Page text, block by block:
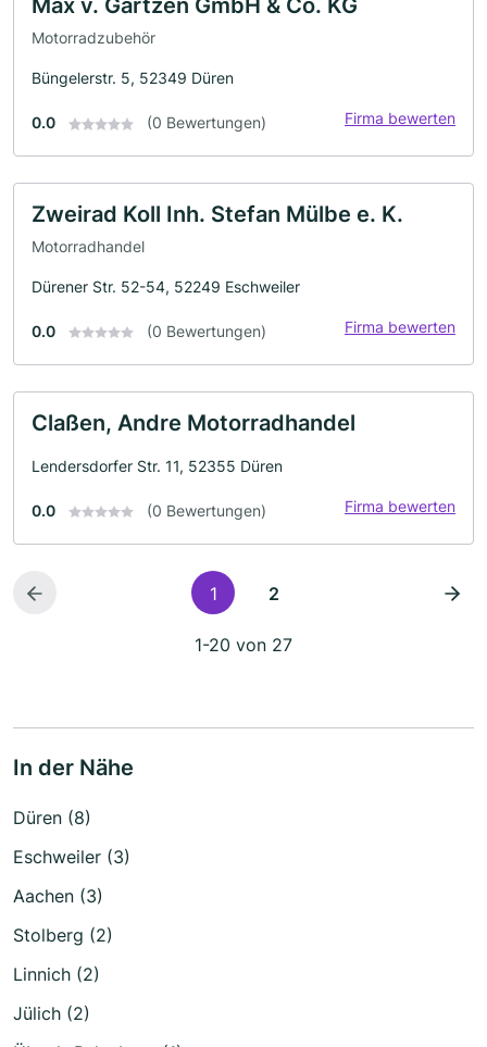
Max v. Gartzen GmbH & Co. KG
Motorradzubehör
Büngelerstr. 5, 52349 Düren
0.0 (0 Bewertungen) Firma bewerten
Zweirad Koll Inh. Stefan Mülbe e. K.
Motorradhandel
Dürener Str. 52-54, 52249 Eschweiler
0.0 (0 Bewertungen) Firma bewerten
Claßen, Andre Motorradhandel
Lendersdorfer Str. 11, 52355 Düren
0.0 (0 Bewertungen) Firma bewerten
1 2
1-20 von 27
In der Nähe
Düren (8)
Eschweiler (3)
Aachen (3)
Stolberg (2)
Linnich (2)
Jülich (2)